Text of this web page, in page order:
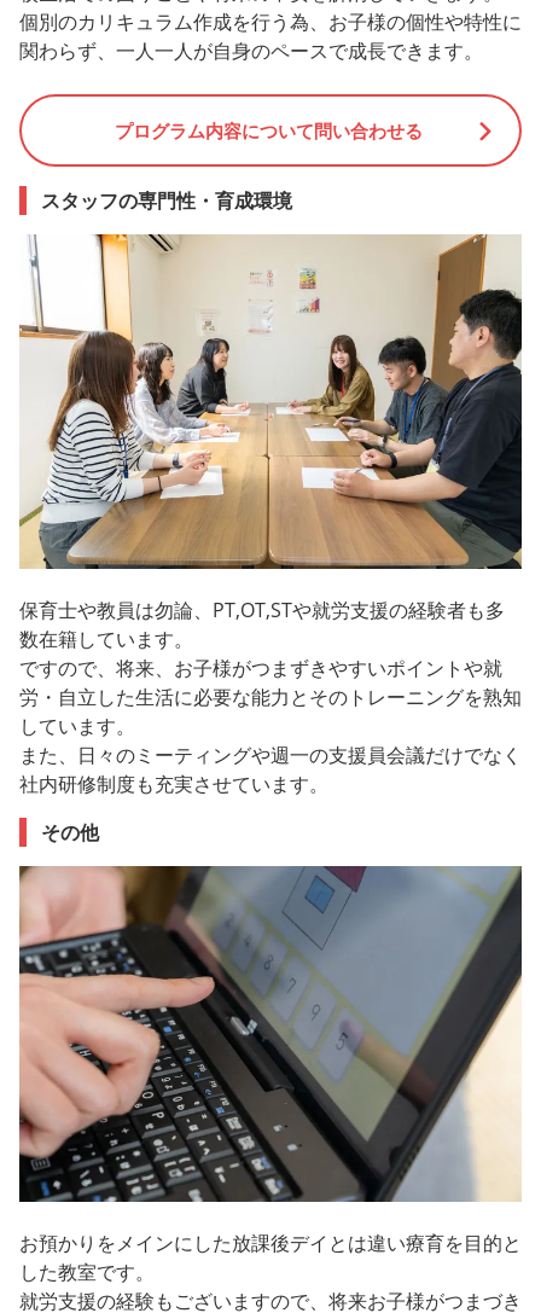
個別のカリキュラム作成を行う為、お子様の個性や特性に
関わらず、一人一人が自身のペースで成長できます。
プログラム内容について問い合わせる
スタッフの専門性・育成環境
保育士や教員は勿論、PT,OT,STや就労支援の経験者も多
数在籍しています。
ですので、将来、お子様がつまずきやすいポイントや就
労・自立した生活に必要な能力とそのトレーニングを熟知
しています。
また、日々のミーティングや週一の支援員会議だけでなく
社内研修制度も充実させています。
その他
お預かりをメインにした放課後デイとは違い療育を目的と
した教室です。
就労支援の経験もございますので、将来お子様がつまづき